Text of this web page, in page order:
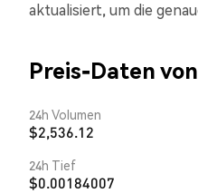
aktualisiert, um die
Preis-Daten von
24h Volumen
$2,536.12
24h Tief
$0.00184007